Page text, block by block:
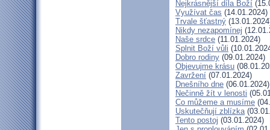
Nejkrásnější díla Boží
Využívat čas (14.01.2024)
Trvale šťastný
Nikdy nezapomínej
Naše srdce (11.01.2024)
Splnit Boží vůli
Dobro rodiny (09.01.2024)
Objevujme krásu
Zavržení (07.01.2024)
Dnešního dne (06.01.2024)
Nečinně žít v lenosti
Co můžeme a musíme
Uskutečňují zblízka
Tento postoj (03.01.2024)